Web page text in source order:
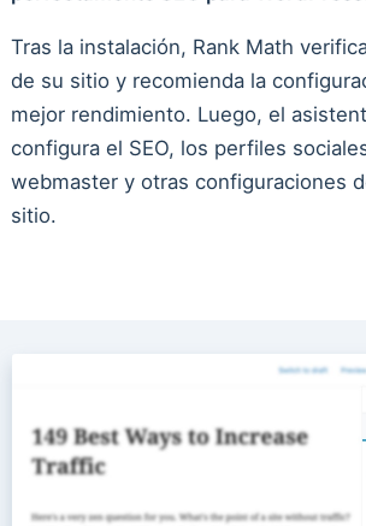
Tras la instalación, Rank Math
de su sitio y recomienda la
mejor rendimiento. Luego, el
configura el SEO, los perfiles
webmaster y otras configuraciones
sitio.